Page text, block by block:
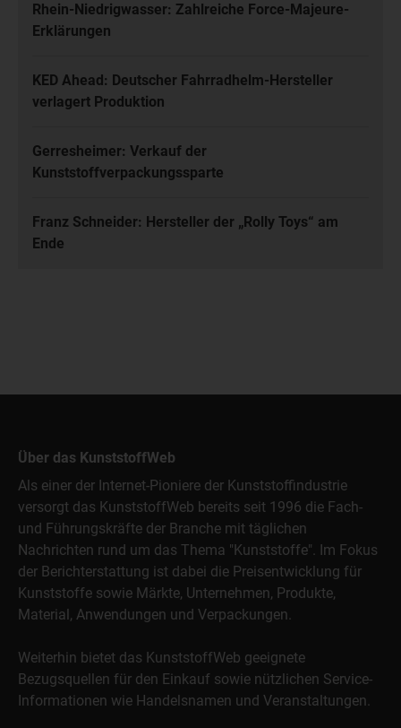
Rhein-Niedrigwasser: Zahlreiche Force-Majeure-
Erklärungen
KED Ahead: Deutscher Fahrradhelm-Hersteller
verlagert Produktion
Gerresheimer: Verkauf der
Kunststoffverpackungssparte
Franz Schneider: Hersteller der „Rolly Toys“ am
Ende
Über das KunststoffWeb
Als einer der Internet-Pioniere der Kunststoffindustrie
versorgt das KunststoffWeb bereits seit 1996 die Fach-
und Führungskräfte der Branche mit täglichen
Nachrichten rund um das Thema "Kunststoffe". Im Fokus
der Berichterstattung ist dabei die Preisentwicklung für
Kunststoffe sowie Märkte, Unternehmen, Produkte,
Material, Anwendungen und Verpackungen.
Weiterhin bietet das KunststoffWeb geeignete
Bezugsquellen für den Einkauf sowie nützlichen Service-
Informationen wie Handelsnamen und Veranstaltungen.